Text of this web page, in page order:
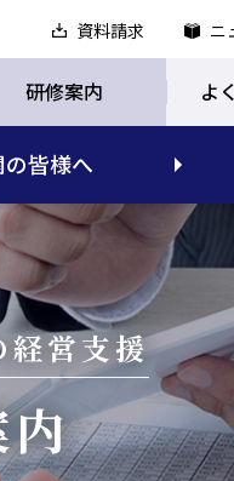
資料請求 ニ
研修案内 よ
皆様へ
経営支援
内